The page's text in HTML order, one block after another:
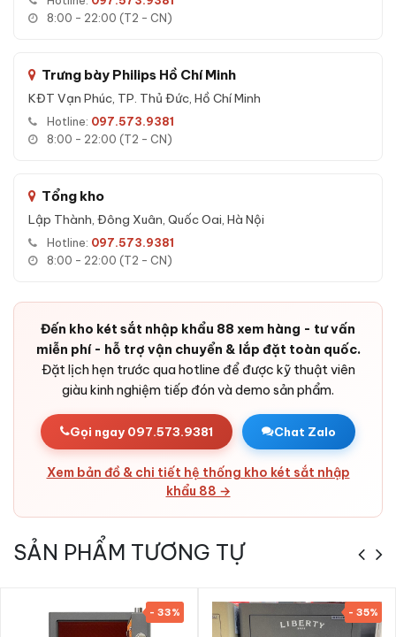
App Wifi: Mở từ xa, lịch sử mở két, thông báo tức thì
Chìa cơ dự phòng:Luôn mở được khi hết pin
Ưu điểm Két sắt Liberty LB68 Pro Special
Edition 5 màu trang trí chính hãng
Két sắt Liberty LB68 Pro Special Edition 5 màu trang
trí chính hãngsở hữu thiết kế Đỏ, Xanh, Trắng, Vàng, Hồng
sang trọng, két chịu lực nặng 120kg với cấu tạo thép đúc đặc
- Khóa thông minh Khóa vân tay điện tử + App Wifi + Khóa cơ
- Hệ thống báo động + cảm biến rung lắc - bảo vệ tài sản
24/7.
24h HN & HCM, COD toàn quốc.
8:00 - 22:00 (T2 - CN)
Trưng bày Philips Hồ Chí Minh
KĐT Vạn Phúc, TP. Thủ Đức, Hồ Chí Minh
Hotline: 097.573.9381
8:00 - 22:00 (T2 - CN)
Tổng kho
Lập Thành, Đông Xuân, Quốc Oai, Hà Nội
Hotline: 097.573.9381
8:00 - 22:00 (T2 - CN)
Đến kho két sắt nhập khẩu 88 xem hàng - tư vấn
miễn phí - hỗ trợ vận chuyển & lắp đặt toàn quốc.
Đặt lịch hẹn trước qua hotline để được kỹ thuật viên
giàu kinh nghiệm tiếp đón và demo sản phẩm.
Gọi ngay 097.573.9381 Chat Zalo
Xem bản đồ & chi tiết hệ thống kho két sắt nhập
khẩu 88 →
SẢN PHẨM TƯƠNG TỰ
- 33% - 35%